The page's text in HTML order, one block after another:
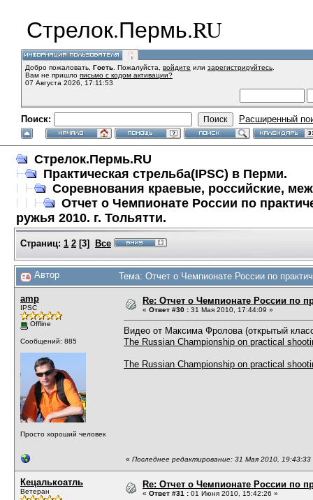
Стрелок.Пермь.RU
Добро пожаловать, Гость . Пожалуйста, войдите или зарегистрируйтесь
Вам не пришло письмо с кодом активации?
07 Августа 2026, 17:11:53
Поиск: Расширенный
Стрелок.Пермь.RU
Практическая стрельба(IPSC) в Перми.
Соревнования краевые, российские,
Отчет о Чемпионате России по
ружья 2010. г. Тольятти.
Страниц: 1 2 [3] Все
Автор Тема: Отчет о Чемпионате России по
amp
IPSC
Offline
Сообщений: 885
Просто хороший человек
Re: Отчет о Чемпионате России по
« Ответ #30 : 31 Мая 2010, 17:44:09 »
Видео от Максима Фролова (открытый
The Russian Championship on practical
The Russian Championship on practical
« Последнее редактирование: 31 Мая 2010, 19:43:33
Кецалькоатль
Ветеран
Re: Отчет о Чемпионате России по
« Ответ #31 : 01 Июня 2010, 15:42:26 »